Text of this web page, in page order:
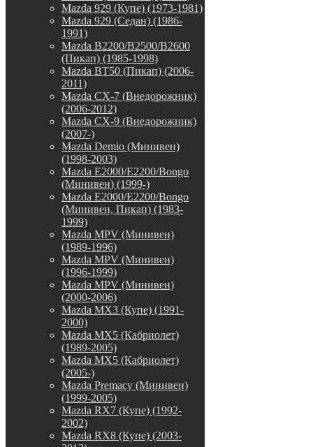
Mazda 929 (Купе) (1973-1981)
Mazda 929 (Седан) (1986-
1991)
Mazda B2200/B2500/B2600
(Пикап) (1985-1998)
Mazda BT50 (Пикап) (2006-
2011)
Mazda CX-7 (Внедорожник)
(2006-2012)
Mazda CX-9 (Внедорожник)
(2007-)
Mazda Demio (Минивен)
(1998-2003)
Mazda E2000/E2200/Bongo
(Минивен) (1999-)
Mazda E2000/E2200/Bongo
(Минивен, Пикап) (1983-
1999)
Mazda MPV (Минивен)
(1989-1996)
Mazda MPV (Минивен)
(1996-1999)
Mazda MPV (Минивен)
(2000-2006)
Mazda MX3 (Купе) (1991-
2000)
Mazda MX5 (Кабриолет)
(1989-2005)
Mazda MX5 (Кабриолет)
(2005-)
Mazda Premacy (Минивен)
(1999-2005)
Mazda RX7 (Купе) (1992-
2002)
Mazda RX8 (Купе) (2003-